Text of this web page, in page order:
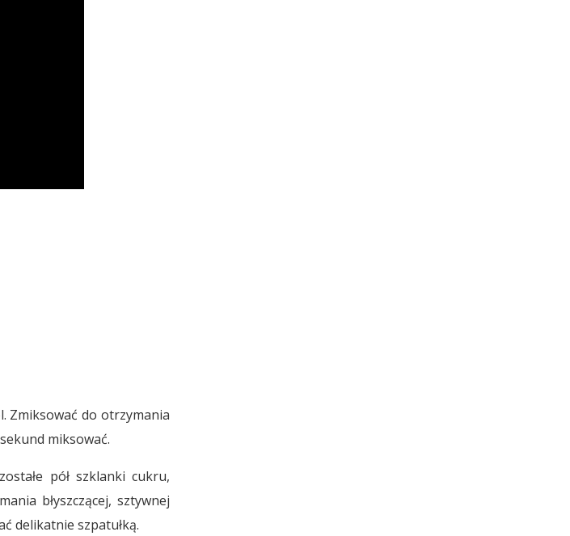
Zmiksować do otrzymania
miksować.
pół szklanki cukru,
błyszczącej, sztywnej
delikatnie szpatułką.